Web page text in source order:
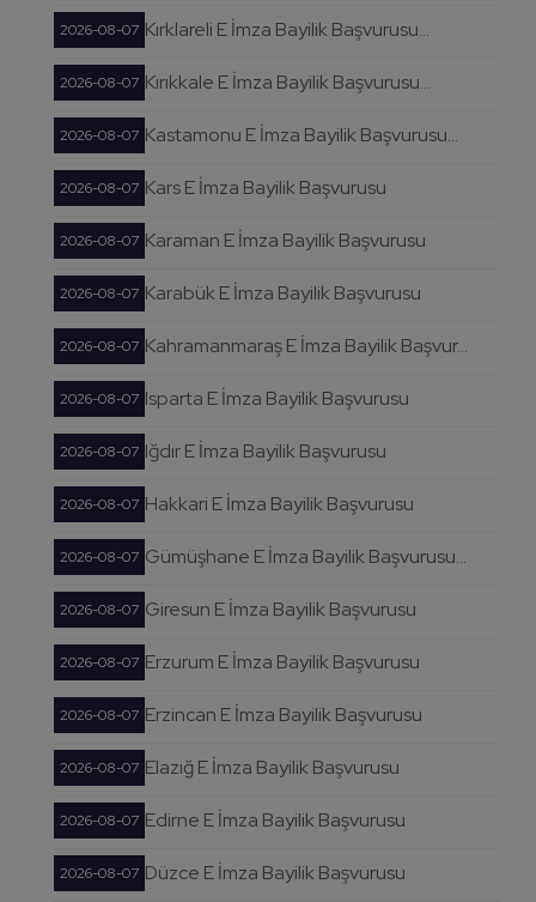
2026-08-07 Kırklareli E İmza Bayilik Başvurusu...
2026-08-07 Kırıkkale E İmza Bayilik Başvurusu...
2026-08-07 Kastamonu E İmza Bayilik Başvurusu...
2026-08-07 Kars E İmza Bayilik Başvurusu
2026-08-07 Karaman E İmza Bayilik Başvurusu
2026-08-07 Karabük E İmza Bayilik Başvurusu
2026-08-07 Kahramanmaraş E İmza Bayilik Başvur...
2026-08-07 Isparta E İmza Bayilik Başvurusu
2026-08-07 Iğdır E İmza Bayilik Başvurusu
2026-08-07 Hakkari E İmza Bayilik Başvurusu
2026-08-07 Gümüşhane E İmza Bayilik Başvurusu...
2026-08-07 Giresun E İmza Bayilik Başvurusu
2026-08-07 Erzurum E İmza Bayilik Başvurusu
2026-08-07 Erzincan E İmza Bayilik Başvurusu
2026-08-07 Elazığ E İmza Bayilik Başvurusu
2026-08-07 Edirne E İmza Bayilik Başvurusu
2026-08-07 Düzce E İmza Bayilik Başvurusu